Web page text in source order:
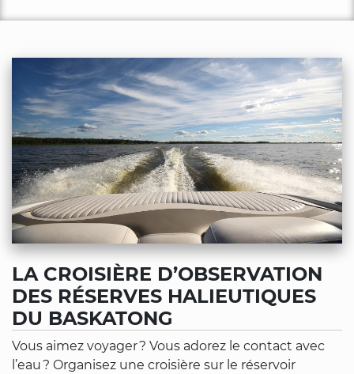
LA CROISIÈRE D’OBSERVATION
DES RÉSERVES HALIEUTIQUES
DU BASKATONG
Vous aimez voyager ? Vous adorez le contact avec
l’eau ? Organisez une croisière sur le réservoir